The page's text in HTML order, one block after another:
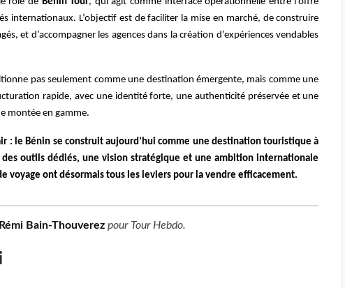
internationaux. L’objectif est de faciliter la mise en marché, de construire
et d’accompagner les agences dans la création d’expériences vendables
pas seulement comme une destination émergente, mais comme une
rapide, avec une identité forte, une authenticité préservée et une
montée en gamme.
: le Bénin se construit aujourd’hui comme une destination touristique à
outils dédiés, une vision stratégique et une ambition internationale
voyage ont désormais tous les leviers pour la vendre efficacement.
Rémi Bain-Thouverezpour Tour Hebdo.